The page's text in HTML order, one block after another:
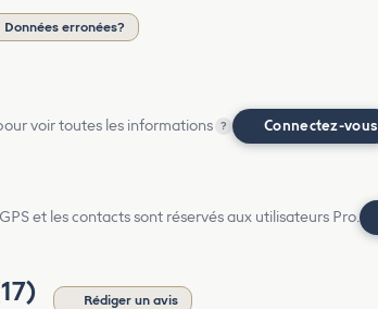
Données erronées?
voir toutes les informations ? Connectez-vous
et les contacts sont réservés aux utilisateurs Pro.
Rédiger un avis